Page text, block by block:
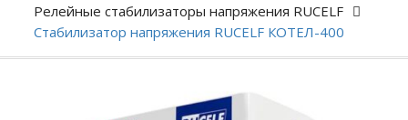
Релейные стабилизаторы напряжения RUCELF
Стабилизатор напряжения RUCELF КОТЕЛ-400